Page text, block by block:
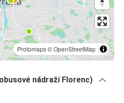
Protomaps©OpenStreetMap
nádraží Florenc)